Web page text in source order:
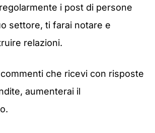
i post di persone
settore, ti farai notare e
relazioni.
che ricevi con risposte
aumenterai il